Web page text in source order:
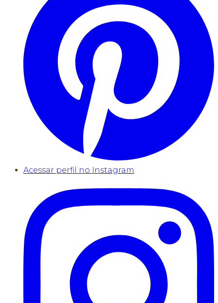
Acessar perfil no Instagram